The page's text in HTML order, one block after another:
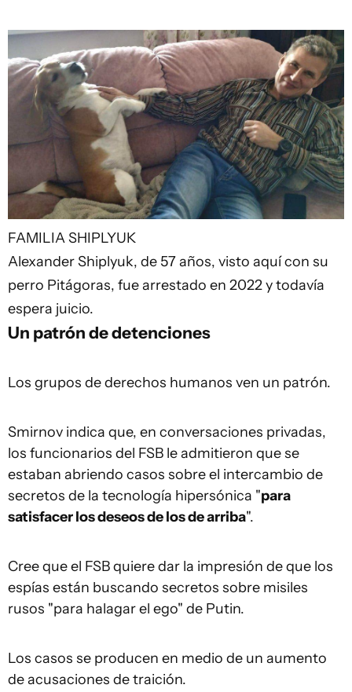
FAMILIA SHIPLYUK
Alexander Shiplyuk, de 57 años, visto aquí con su
perro Pitágoras, fue arrestado en 2022 y todavía
espera juicio.
Un patrón de detenciones
Los grupos de derechos humanos ven un patrón.
Smirnov indica que, en conversaciones privadas,
los funcionarios del FSB le admitieron que se
estaban abriendo casos sobre el intercambio de
secretos de la tecnología hipersónica "para
satisfacer los deseos de los de arriba".
Cree que el FSB quiere dar la impresión de que los
espías están buscando secretos sobre misiles
rusos "para halagar el ego" de Putin.
Los casos se producen en medio de un aumento
de acusaciones de traición.